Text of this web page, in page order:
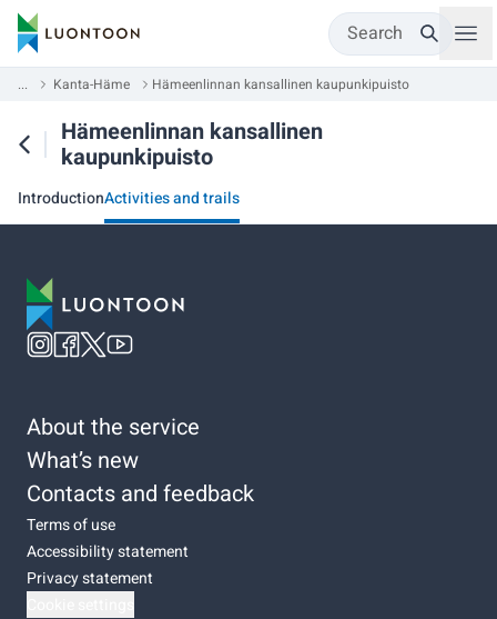
Search
... Kanta-Häme Hämeenlinnan kansallinen kaupunkipuisto
Hämeenlinnan kansallinen
kaupunkipuisto
IntroductionActivities and trails
About the service
What’s new
Contacts and feedback
Terms of use
Accessibility statement
Privacy statement